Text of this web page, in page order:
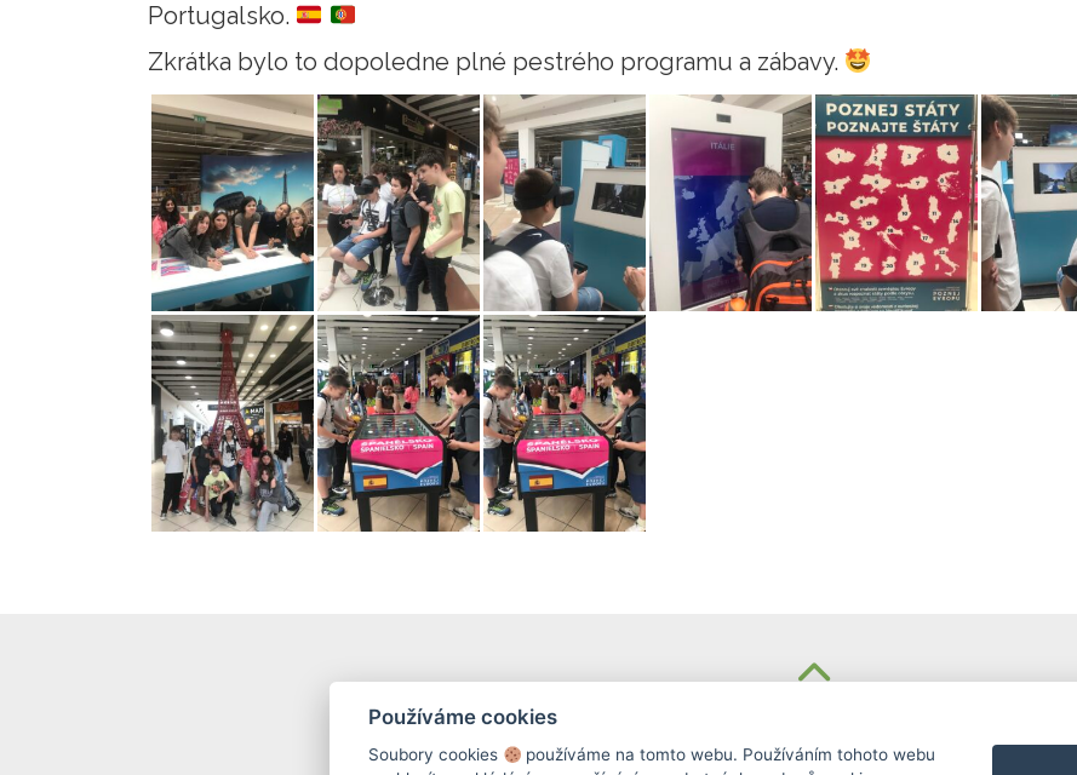
Portugalsko.
Zkrátka bylo to dopoledne plné pestrého programu a zábavy.
Základní škola
Používáme cookies
Soubory cookies
používáme na tomto webu. Používáním tohoto webu